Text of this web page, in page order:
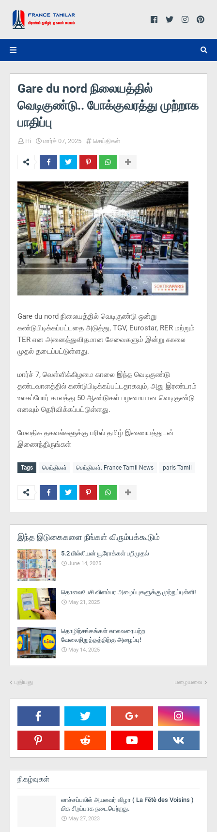
Gare du nord நிலையத்தில்
வெடிகுண்டு.. போக்குவரத்து முற்றாக
பாதிப்பு
Hi மார்ச் 07, 2025 செய்திகள்
Gare du nord நிலையத்தில் வெடிகுண்டு ஒன்று
கண்டுபிடிக்கப்பட்டதை அடுத்து, TGV, Eurostar, RER மற்றும்
TER என அனைத்துவிதமான சேவைகளும் இன்று காலை
முதல் தடைப்பட்டுள்ளது.
மார்ச் 7, வெள்ளிக்கிழமை காலை இந்த வெடிகுண்டு
தண்டவாளத்தில் கண்டுபிடிக்கப்பட்டதாகவும், அது இரண்டாம்
உலகப்போர் காலத்து 50 ஆண்டுகள் பழமையான வெடிகுண்டு
எனவும் தெரிவிக்கப்பட்டுள்ளது.
மேலதிக தகவல்களுக்கு பரிஸ் தமிழ் இணையத்துடன்
இணைந்திருங்கள்
Tags செய்திகள் செய்திகள். France Tamil News paris Tamil
இந்த இடுகைகளை நீங்கள் விரும்பக்கூடும்
5.2 மில்லியன் யூரோக்கள் பறிமுதல்
June 14, 2025
தொலைபேசி விளம்பர அழைப்புகளுக்கு முற்றுப்புள்ளி!
May 21, 2025
தொழிற்சங்கங்கள் காலவரையற்ற
வேலைநிறுத்தத்திற்கு அழைப்பு!
May 14, 2025
புதியது பழையவை
நிகழ்வுகள்
லாச்சப்பலில் அயலவர் விழா ( La Fētè des Voisins )
மிக சிறப்பாக நடைபெற்றது.
May 27, 2023